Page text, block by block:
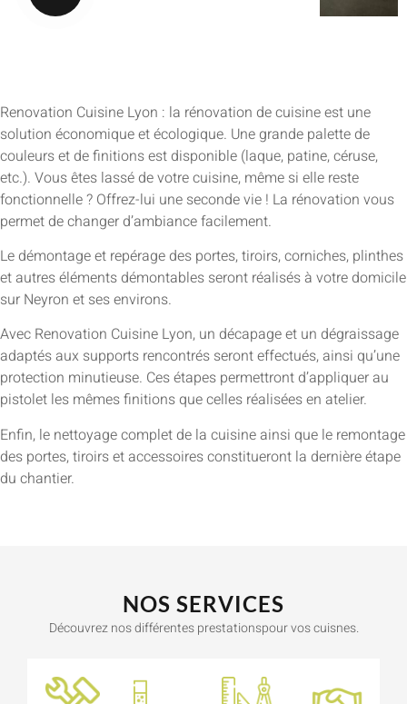
Renovation Cuisine Lyon : la rénovation de cuisine est une
solution économique et écologique. Une grande palette de
couleurs et de finitions est disponible (laque, patine, céruse,
etc.). Vous êtes lassé de votre cuisine, même si elle reste
fonctionnelle ? Offrez-lui une seconde vie ! La rénovation vous
permet de changer d’ambiance facilement.
Le démontage et repérage des portes, tiroirs, corniches, plinthes
et autres éléments démontables seront réalisés à votre domicile
sur Neyron et ses environs.
Avec Renovation Cuisine Lyon, un décapage et un dégraissage
adaptés aux supports rencontrés seront effectués, ainsi qu’une
protection minutieuse. Ces étapes permettront d’appliquer au
pistolet les mêmes finitions que celles réalisées en atelier.
Enfin, le nettoyage complet de la cuisine ainsi que le remontage
des portes, tiroirs et accessoires constitueront la dernière étape
du chantier.
NOS SERVICES
Découvrez nos différentes prestationspour vos cuisnes.